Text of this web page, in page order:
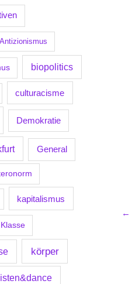
Antizionismus
biopolitics
culturacisme
Demokratie
General
kapitalismus
Klasse
körper
listen&dance
←